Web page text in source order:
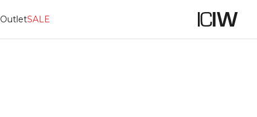
OutletSALE